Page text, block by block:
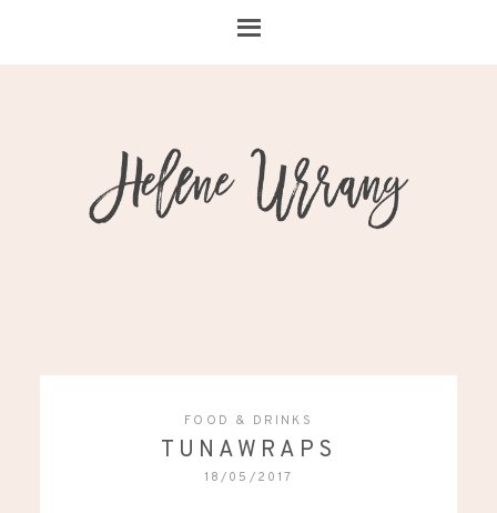
FOOD & DRINKS
TUNAWRAPS
18/05/2017